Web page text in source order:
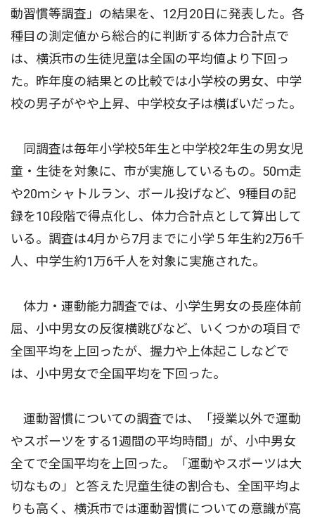
動習慣等調査」の結果を、12月20日に発表した。各
種目の測定値から総合的に判断する体力合計点で
は、横浜市の生徒児童は全国の平均値より下回っ
た。昨年度の結果との比較では小学校の男女、中学
校の男子がやや上昇、中学校女子は横ばいだった。
同調査は毎年小学校5年生と中学校2年生の男女児
童・生徒を対象に、市が実施しているもの。50ｍ走
や20ｍシャトルラン、ボール投げなど、9種目の記
録を10段階で得点化し、体力合計点として算出して
いる。調査は4月から7月までに小学５年生約2万6千
人、中学生約1万6千人を対象に実施された。
体力・運動能力調査では、小学生男女の長座体前
屈、小中男女の反復横跳びなど、いくつかの項目で
全国平均を上回ったが、握力や上体起こしなどで
は、小中男女で全国平均を下回った。
運動習慣についての調査では、「授業以外で運動
やスポーツをする1週間の平均時間」が、小中男女
全てで全国平均を上回った。「運動やスポーツは大
切なもの」と答えた児童生徒の割合も、全国平均よ
りも高く、横浜市では運動習慣についての意識が高